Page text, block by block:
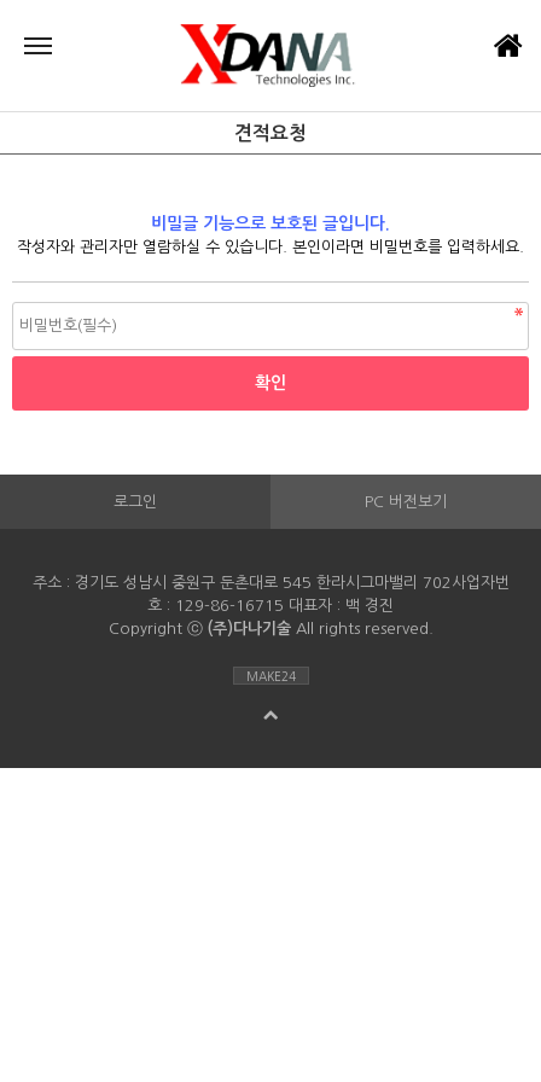
견적요청
비밀글 기능으로 보호된 글입니다.
작성자와 관리자만 열람하실 수 있습니다. 본인이라면 비밀번호를 입력하세요.
로그인 PC 버전보기
주소 : 경기도 성남시 중원구 둔촌대로 545 한라시그마밸리 702사업자번
호 : 129-86-16715 대표자 : 백 경진
Copyright ⓒ (주)다나기술All rights reserved.
MAKE24